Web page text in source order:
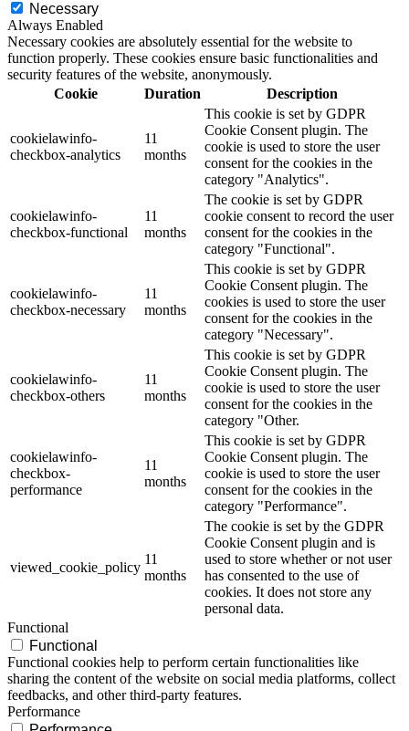
Necessary
Always Enabled
Necessary cookies are absolutely essential for the website to
function properly. These cookies ensure basic functionalities and
security features of the website, anonymously.
Cookie
Duration Description
cookielawinfo-
checkbox-analytics
11
months
This cookie is set by GDPR
Cookie Consent plugin. The
cookie is used to store the user
consent for the cookies in the
category "Analytics".
cookielawinfo-
checkbox-functional
11
months
The cookie is set by GDPR
cookie consent to record the user
consent for the cookies in the
category "Functional".
cookielawinfo-
checkbox-necessary
11
months
This cookie is set by GDPR
Cookie Consent plugin. The
cookies is used to store the user
consent for the cookies in the
category "Necessary".
cookielawinfo-
checkbox-others
11
months
This cookie is set by GDPR
Cookie Consent plugin. The
cookie is used to store the user
consent for the cookies in the
category "Other.
cookielawinfo-
checkbox-
performance
11
months
This cookie is set by GDPR
Cookie Consent plugin. The
cookie is used to store the user
consent for the cookies in the
category "Performance".
viewed_cookie_policy
11
months
The cookie is set by the GDPR
Cookie Consent plugin and is
used to store whether or not user
has consented to the use of
cookies. It does not store any
personal data.
Functional
Functional
Functional cookies help to perform certain functionalities like
sharing the content of the website on social media platforms, collect
feedbacks, and other third-party features.
Performance